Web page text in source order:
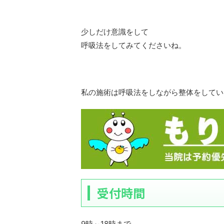
少しだけ意識をして
呼吸法をしてみてくださいね。
私の施術は呼吸法をしながら整体をして
受付時間